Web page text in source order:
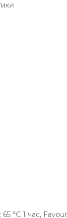
65 °С 1 час,